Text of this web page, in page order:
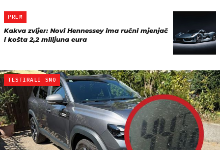
PREM
Kakva zvijer: Novi Hennessey ima ručni mjenjač
i košta 2,2 milijuna eura
TESTIRALI SMO